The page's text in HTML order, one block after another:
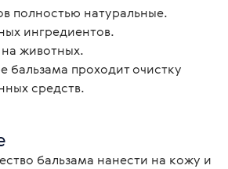
полностью натуральные.
ингредиентов.
животных.
бальзама проходит очистку
средств.
бальзама нанести на кожу и